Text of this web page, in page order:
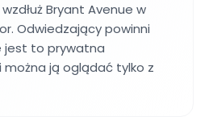
Bryant Avenue w
Odwiedzający powinni
jest to prywatna
można ją oglądać tylko z